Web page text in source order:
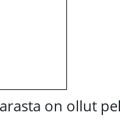
on ollut